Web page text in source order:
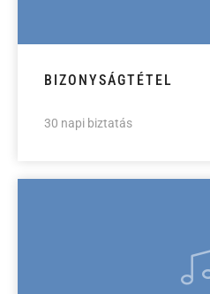
BIZONYSÁGTÉTEL
30 napi biztatás